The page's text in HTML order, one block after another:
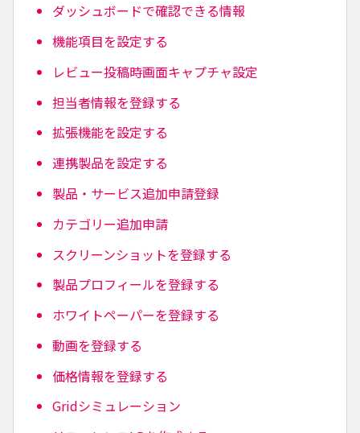
ダッシュボードで確認できる情報
機能項目を設定する
レビュー投稿時画面キャプチャ設定
担当者情報を登録する
拡張機能を設定する
連携製品を設定する
製品・サービス追加申請登録
カテゴリー追加申請
スクリーンショットを登録する
製品プロフィールを登録する
ホワイトペーパーを登録する
動画を登録する
価格情報を登録する
Gridシミュレーション